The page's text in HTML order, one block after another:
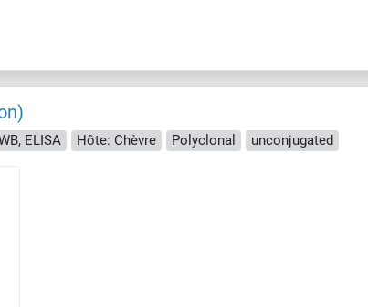
ELISA Hôte: Chèvre Polyclonal unconjugated